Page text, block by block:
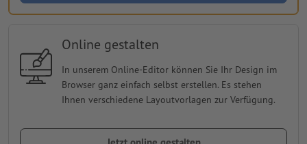
Online gestalten
In unserem Online-Editor können Sie Ihr Design im
Browser ganz einfach selbst erstellen. Es stehen
Ihnen verschiedene Layoutvorlagen zur Verfügung.